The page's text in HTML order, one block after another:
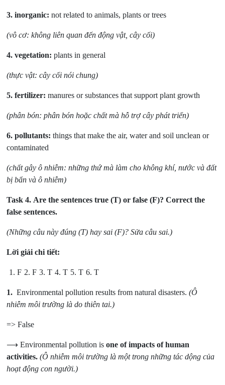
3.inorganic: not related to animals, plants or trees
(vô cơ: không liên quan đến động vật, cây cối)
4.vegetation: plants in general
(thực vật: cây cối nói chung)
5. fertilizer: manures or substances that support plant growth
(phân bón: phân bón hoặc chất mà hỗ trợ cây phát triển)
6. pollutants: things that make the air, water and soil unclean or
contaminated
(chất gây ô nhiễm: những thứ mà làm cho không khí, nước và đất
bị bẩn và ô nhiễm)
Task 4. Are the sentences true (T) or false (F)? Correct the
false sentences.
(Những câu này đúng (T) hay sai (F)? Sửa câu sai.)
Lời giải chi tiết:
1. F 2. F 3. T 4. T 5. T 6. T
1. Environmental pollution results from natural disasters.(Ô
nhiễm môi trường là do thiên tai.)
=> False
⟶ Environmental pollution isone of impacts of human
activities. (Ô nhiễm môi trường là một trong những tác dộng của
hoạt động con người.)